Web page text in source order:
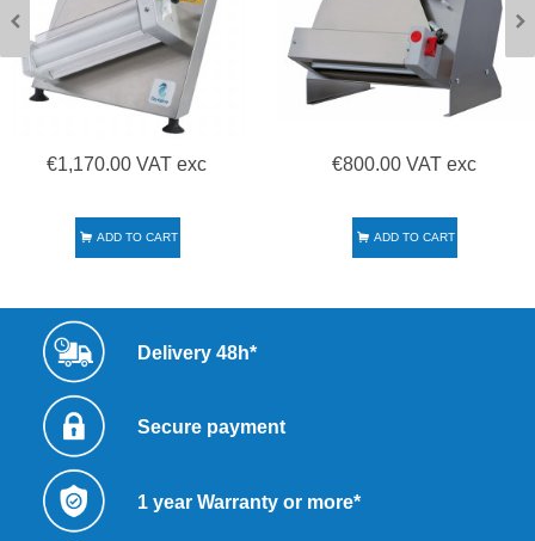
€1,170.00 VAT exc
ADD TO CART
€800.00 VAT exc
ADD TO CART
Delivery 48h*
Secure payment
1 year Warranty or more*